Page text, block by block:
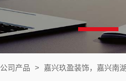
公司产品 > 嘉兴玖盈装饰，嘉兴南